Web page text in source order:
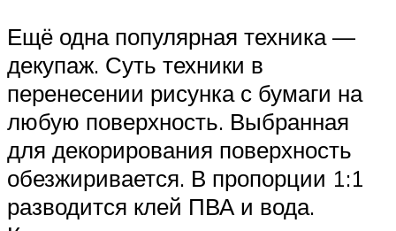
Ещё одна популярная техника —
декупаж. Суть техники в
перенесении рисунка с бумаги на
любую поверхность. Выбранная
для декорирования поверхность
обезжиривается. В пропорции 1:1
разводится клей ПВА и вода.